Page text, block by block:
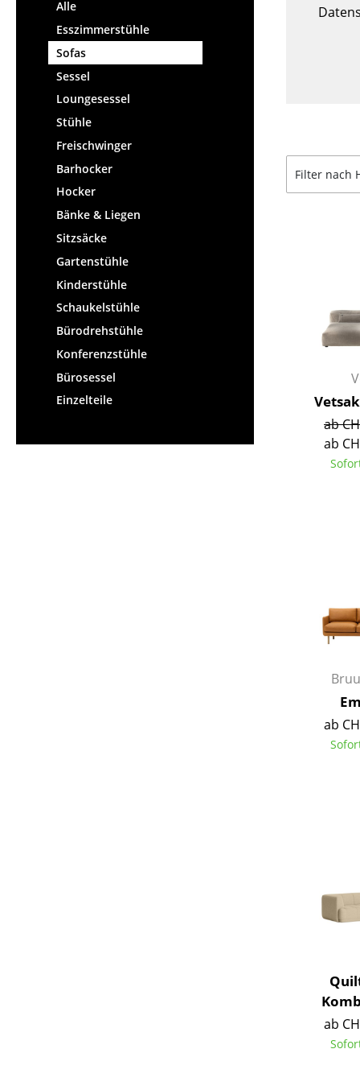
Hocker
Bänke & Liegen
Sitzsäcke
Gartenstühle
Kinderstühle
Schaukelstühle
Bürodrehstühle
Konferenzstühle
Bürosessel
Einzelteile
... alle Sitzmöbel
Alle
Esszimmerstühle
Sofas
Sessel
Loungesessel
Stühle
Freischwinger
Barhocker
Hocker
Bänke & Liegen
Sitzsäcke
Gartenstühle
Kinderstühle
Schaukelstühle
Bürodrehstühle
Konferenzstühle
Bürosessel
Einzelteile
Filter nach
ab
ab
ab
ab